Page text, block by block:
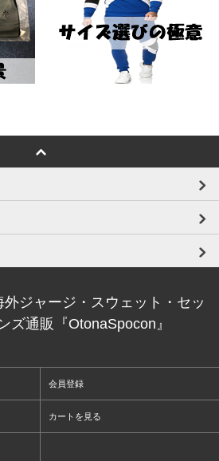
ジャージ・スウェット・セッ
ズ通販『OtonaSpocon』
会員登録
カートを見る